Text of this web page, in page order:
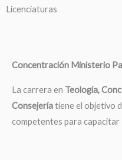
Licenciaturas
Concentración Ministerio
La carrera en Teología,
Consejeríatiene el objetivo
competentes para capacitar